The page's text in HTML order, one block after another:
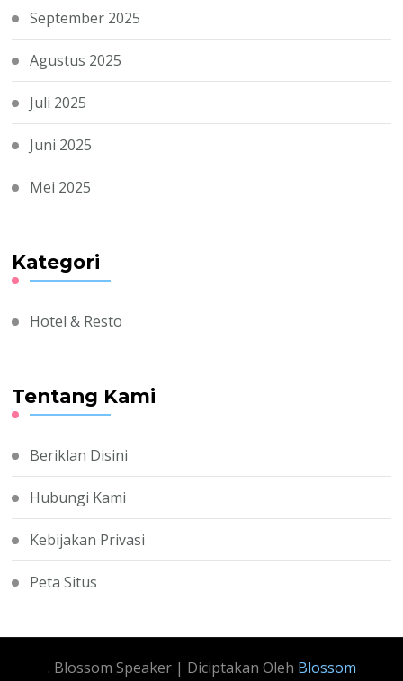
September 2025
Agustus 2025
Juli 2025
Juni 2025
Mei 2025
Kategori
Hotel & Resto
Tentang Kami
Beriklan Disini
Hubungi Kami
Kebijakan Privasi
Peta Situs
. Blossom Speaker | Diciptakan Oleh Blossom